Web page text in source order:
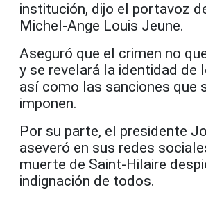
institución, dijo el portavoz
Michel-Ange Louis Jeune.
Aseguró que el crimen no
y se revelará la identidad de
así como las sanciones que
imponen.
Por su parte, el presidente
aseveró en sus redes
muerte de Saint-Hilaire
indignación de todos.